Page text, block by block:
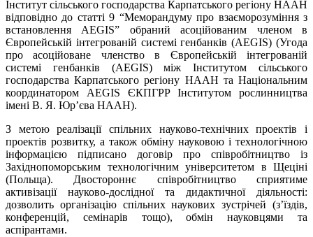
Інститут сільського господарства Карпатського регіону НААН
відповідно до статті 9 “Меморандуму про взаєморозуміння з
встановлення AEGIS” обраний асоційованим членом в
Європейській інтегрованій системі генбанків (AEGIS) (Угода
про асоційоване членство в Європейській інтегрованій
системі генбанків (AEGIS) між Інститутом сільського
господарства Карпатського регіону НААН та Національним
координатором AEGIS ЄКПГРР Інститутом рослинництва
імені В. Я. Юр’єва НААН).
З метою реалізації спільних науково-технічних проектів і
проектів розвитку, а також обміну науковою і технологічною
інформацією підписано договір про співробітництво із
Західнопоморським технологічним університетом в Щеціні
(Польща). Двостороннє співробітництво сприятиме
активізації науково-дослідної та дидактичної діяльності:
дозволить організацію спільних наукових зустрічей (з’їздів,
конференцій, семінарів тощо), обмін науковцями та
аспірантами.